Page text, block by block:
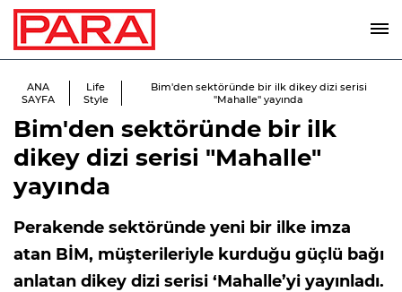
ANA
SAYFA
Life
Style
Bim'den sektöründe bir ilk dikey dizi serisi
"Mahalle" yayında
Bim'den sektöründe bir ilk
dikey dizi serisi "Mahalle"
yayında
Perakende sektöründe yeni bir ilke imza
atan BİM, müşterileriyle kurduğu güçlü bağı
anlatan dikey dizi serisi ‘Mahalle’yi yayınladı.